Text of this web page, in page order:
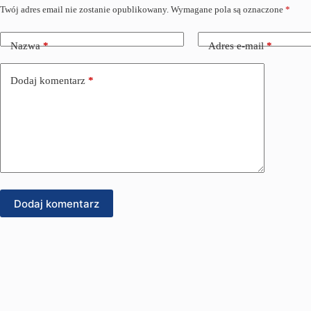
Twój adres email nie zostanie opublikowany. Wymagane pola są oznaczone *
Nazwa* Adres e-mail*
Dodaj komentarz *
Dodaj komentarz